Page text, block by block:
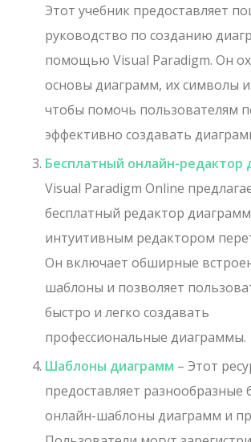
Этот учебник предоставляет
руководство по созданию
помощью Visual Paradigm. Он
основы диаграмм, их символы
чтобы помочь пользователям
эффективно создавать
Бесплатный онлайн-редактор
Visual Paradigm Online
бесплатный редактор
интуитивным редактором
Он включает обширные
шаблоны и позволяет
быстро и легко создавать
профессиональные диаграммы.
Шаблоны диаграмм – Этот
предоставляет разнообразные
онлайн-шаблоны диаграмм и